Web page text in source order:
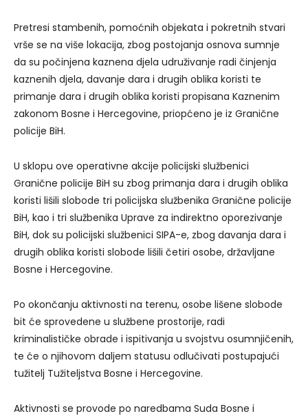
Pretresi stambenih, pomoćnih objekata i pokretnih stvari
vrše se na više lokacija, zbog postojanja osnova sumnje
da su počinjena kaznena djela udruživanje radi činjenja
kaznenih djela, davanje dara i drugih oblika koristi te
primanje dara i drugih oblika koristi propisana Kaznenim
zakonom Bosne i Hercegovine, priopćeno je iz Granične
policije BiH.
U sklopu ove operativne akcije policijski službenici
Granične policije BiH su zbog primanja dara i drugih oblika
koristi lišili slobode tri policijska službenika Granične policije
BiH, kao i tri službenika Uprave za indirektno oporezivanje
BiH, dok su policijski službenici SIPA-e, zbog davanja dara i
drugih oblika koristi slobode lišili četiri osobe, državljane
Bosne i Hercegovine.
Po okončanju aktivnosti na terenu, osobe lišene slobode
bit će sprovedene u službene prostorije, radi
kriminalističke obrade i ispitivanja u svojstvu osumnjičenih,
te će o njihovom daljem statusu odlučivati postupajući
tužitelj Tužiteljstva Bosne i Hercegovine.
Aktivnosti se provode po naredbama Suda Bosne i